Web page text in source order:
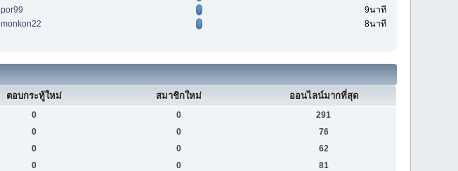
por99
9นาที
monkon22
8นาที
ตอบกระทู้ใหม่ สมาชิกใหม่ ออนไลน์มากที่สุด
0 0
291
0 0
76
0 0
62
0 0
81